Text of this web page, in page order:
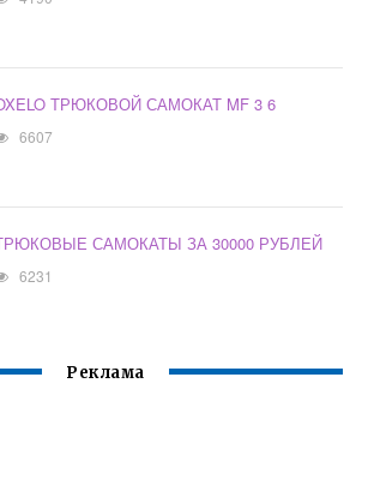
ТРЮКОВОЙ САМОКАТ MF 3 6
6607
САМОКАТЫ ЗА 30000 РУБЛЕЙ
6231
Реклама